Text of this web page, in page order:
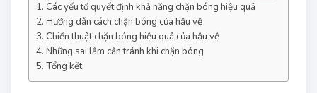
Các yếu tố quyết định khả năng chặn bóng hiệu quả
Hướng dẫn cách chặn bóng của hậu vệ
Chiến thuật chặn bóng hiệu quả của hậu vệ
Những sai lầm cần tránh khi chặn bóng
Tổng kết